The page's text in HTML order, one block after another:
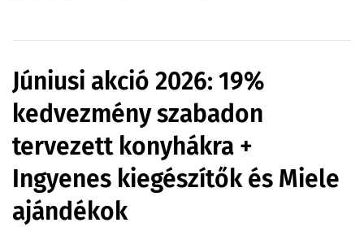
Júniusi akció 2026: 19%
kedvezmény szabadon
tervezett konyhákra +
Ingyenes kiegészítők és Miele
ajándékok